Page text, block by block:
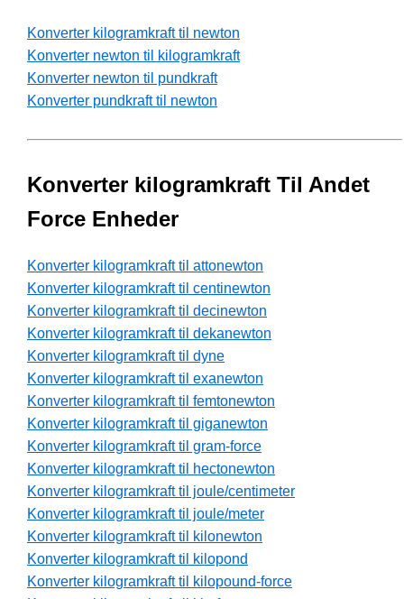
Konverter kilogramkraft til newton
Konverter newton til kilogramkraft
Konverter newton til pundkraft
Konverter pundkraft til newton
Konverter kilogramkraft Til Andet
Force Enheder
Konverter kilogramkraft til attonewton
Konverter kilogramkraft til centinewton
Konverter kilogramkraft til decinewton
Konverter kilogramkraft til dekanewton
Konverter kilogramkraft til dyne
Konverter kilogramkraft til exanewton
Konverter kilogramkraft til femtonewton
Konverter kilogramkraft til giganewton
Konverter kilogramkraft til gram-force
Konverter kilogramkraft til hectonewton
Konverter kilogramkraft til joule/centimeter
Konverter kilogramkraft til joule/meter
Konverter kilogramkraft til kilonewton
Konverter kilogramkraft til kilopond
Konverter kilogramkraft til kilopound-force